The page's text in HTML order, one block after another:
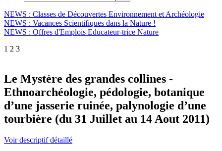
NEWS : Classes de Découvertes Environnement et Archéologie
NEWS : Vacances Scientifiques dans la Nature !
NEWS : Offres d'Emplois Educateur-trice Nature
1 2 3
Le Mystère des grandes collines -
Ethnoarchéologie, pédologie, botanique
d’une jasserie ruinée, palynologie d’une
tourbière (du 31 Juillet au 14 Aout 2011)
Voir descriptif détaillé